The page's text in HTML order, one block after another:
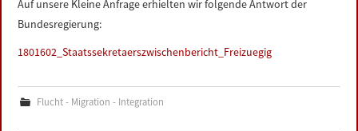
Auf unsere Kleine Anfrage erhielten wir folgende Antwort der
Bundesregierung:
1801602_Staatssekretaerszwischenbericht_Freizuegig
Flucht - Migration - Integration